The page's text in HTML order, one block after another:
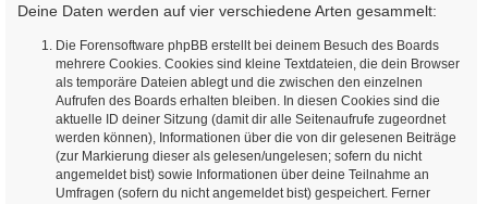
Deine Daten werden auf vier verschiedene Arten gesammelt:
Die Forensoftware phpBB erstellt bei deinem Besuch des Boards
mehrere Cookies. Cookies sind kleine Textdateien, die dein Browser
als temporäre Dateien ablegt und die zwischen den einzelnen
Aufrufen des Boards erhalten bleiben. In diesen Cookies sind die
aktuelle ID deiner Sitzung (damit dir alle Seitenaufrufe zugeordnet
werden können), Informationen über die von dir gelesenen Beiträge
(zur Markierung dieser als gelesen/ungelesen; sofern du nicht
angemeldet bist) sowie Informationen über deine Teilnahme an
Umfragen (sofern du nicht angemeldet bist) gespeichert. Ferner